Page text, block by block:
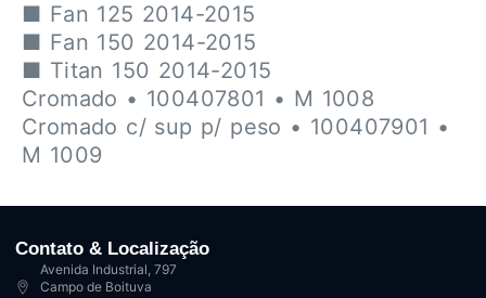
■ Fan 125 2014-2015
■ Fan 150 2014-2015
■ Titan 150 2014-2015
Cromado • 100407801 • M 1008
Cromado c/ sup p/ peso • 100407901 •
M 1009
Contato & Localização
Avenida Industrial, 797
Campo de Boituva